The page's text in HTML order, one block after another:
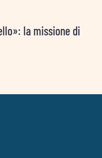
la missione di